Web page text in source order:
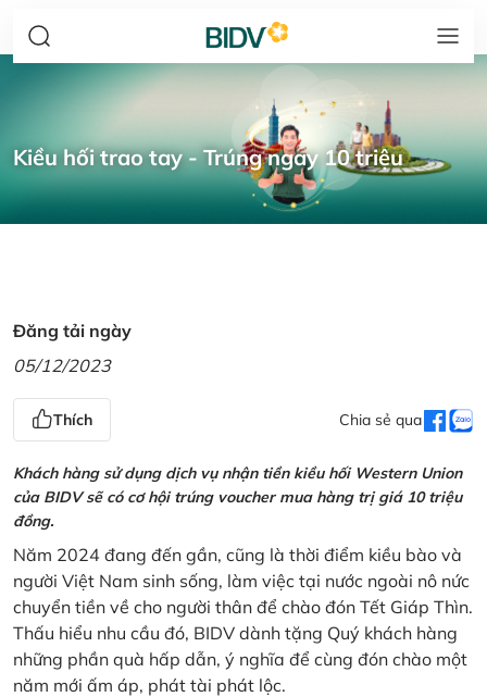
Kiều hối trao tay - Trúng ngay 10 triệu
Đăng tải ngày
05/12/2023
Thích Chia sẻ qua
Khách hàng sử dụng dịch vụ nhận tiền kiều hối Western Union
của BIDV sẽ có cơ hội trúng voucher mua hàng trị giá 10 triệu
đồng.
Năm 2024 đang đến gần, cũng là thời điểm kiều bào và
người Việt Nam sinh sống, làm việc tại nước ngoài nô nức
chuyển tiền về cho người thân để chào đón Tết Giáp Thìn.
Thấu hiểu nhu cầu đó, BIDV dành tặng Quý khách hàng
những phần quà hấp dẫn, ý nghĩa để cùng đón chào một
năm mới ấm áp, phát tài phát lộc.